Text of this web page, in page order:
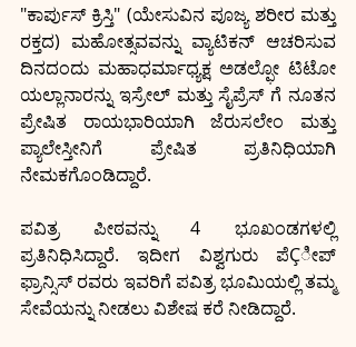
"ಕಾರ್ಪುಸ್ ಕ್ರಿಸ್ತಿ" (ಯೇಸುವಿನ ಪೂಜ್ಯ ಶರೀರ ಮತ್ತು
ರಕ್ತದ) ಮಹೋತ್ಸವವನ್ನು ವ್ಯಾಟಿಕನ್ ಆಚರಿಸುವ
ದಿನದಂದು ಮಹಾಧರ್ಮಾಧ್ಯಕ್ಷ ಅಡಲ್ಫೋ ಟಿಟೋ
ಯಲ್ಲಾನಾರನ್ನು ಇಸ್ರೇಲ್ ಮತ್ತು ಸೈಪ್ರೆಸ್ ಗೆ ನೂತನ
ಪ್ರೇಷಿತ ರಾಯಭಾರಿಯಾಗಿ ಜೆರುಸಲೇಂ ಮತ್ತು
ಪ್ಯಾಲೇಸ್ತೀನಿಗೆ ಪ್ರೇಷಿತ ಪ್ರತಿನಿಧಿಯಾಗಿ
ನೇಮಕಗೊಂಡಿದ್ದಾರೆ.
ಪವಿತ್ರ ಪೀಠವನ್ನು 4 ಭೂಖಂಡಗಳಲ್ಲಿ
ಪ್ರತಿನಿಧಿಸಿದ್ದಾರೆ. ಇದೀಗ ವಿಶ್ವಗುರು ಪೆÇೀಪ್
ಫ್ರಾನ್ಸಿಸ್ ರವರು ಇವರಿಗೆ ಪವಿತ್ರ ಭೂಮಿಯಲ್ಲಿ ತಮ್ಮ
ಸೇವೆಯನ್ನು ನೀಡಲು ವಿಶೇಷ ಕರೆ ನೀಡಿದ್ದಾರೆ.